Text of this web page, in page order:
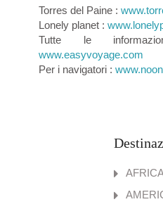
Torres del Paine :
Lonely planet :
Tutte le
www.easyvoyage.com
Per i navigatori :